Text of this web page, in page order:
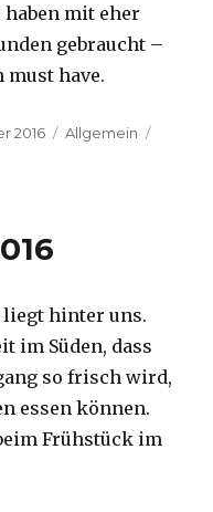
mit eher
gebraucht –
must have.
2016 Kategorien
Allgemein
liegt hinter uns.
im Süden, dass
so frisch wird,
essen können.
Frühstück im